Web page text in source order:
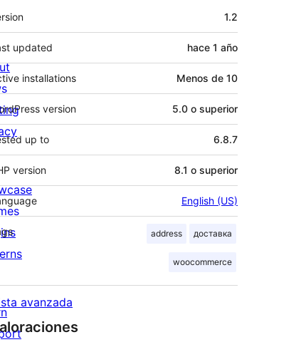
1.2
updated hace 1 año
installations Menos de 10
version 5.0 o superior
up to 6.8.7
version 8.1 o superior
English (US)
address доставка
woocommerce
avanzada